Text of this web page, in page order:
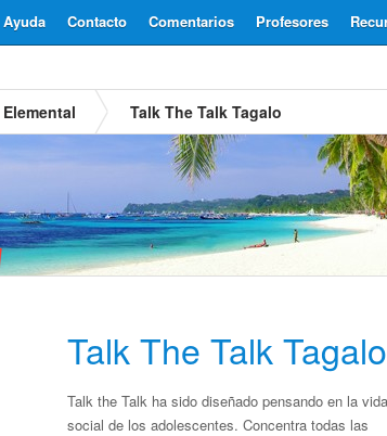
Profesores
Comentarios
Contacto
Ayuda
Elemental Talk The Talk Tagalo
Talk The Talk Tagalo
Talk the Talk ha sido diseñado pensando en la vida
social de los adolescentes. Concentra todas las